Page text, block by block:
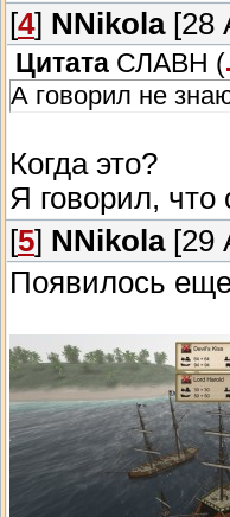
[4] NNikola[28
Цитата СЛАВН (
А говорил не
Когда это?
Я говорил, что
[5] NNikola[29
Появилось